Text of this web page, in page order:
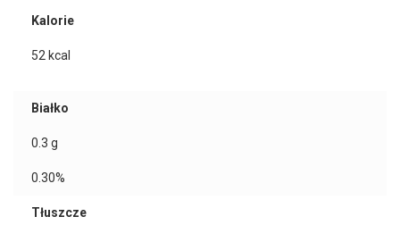
Kalorie
52 kcal
Białko
0.3 g
0.30%
Tłuszcze